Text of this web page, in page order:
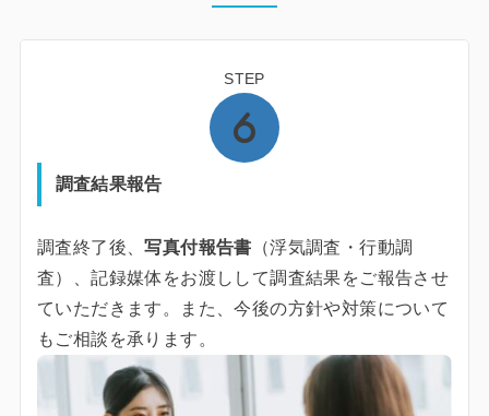
STEP
調査結果報告
調査終了後、写真付報告書 （浮気調査・行動調
査）、記録媒体をお渡しして調査結果をご報告させ
ていただきます。また、今後の方針や対策について
もご相談を承ります。